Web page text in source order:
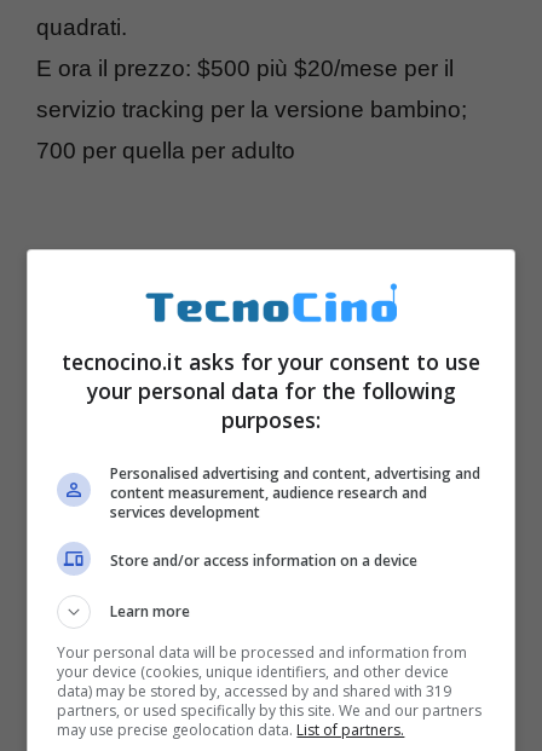
quadrati.
E ora il prezzo: $500 più $20/mese per il
servizio tracking per la versione bambino;
700 per quella per adulto
tecnocino.it asks for your consent to use
your personal data for the following
purposes:
Personalised advertising and content, advertising and
content measurement, audience research and
services development
Store and/or access information on a device
Learn more
Your personal data will be processed and information from
your device (cookies, unique identifiers, and other device
data) may be stored by, accessed by and shared with 319
partners, or used specifically by this site. We and our partners
may use precise geolocation data. List of partners.